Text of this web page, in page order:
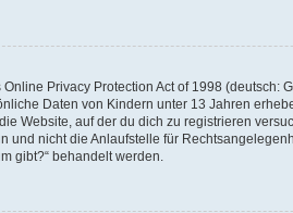
Privacy Protection Act of 1998
Daten von Kindern unter 13 Jahren
Website, auf der du dich zu registrieren
und nicht die Anlaufstelle für
gibt?“ behandelt werden.